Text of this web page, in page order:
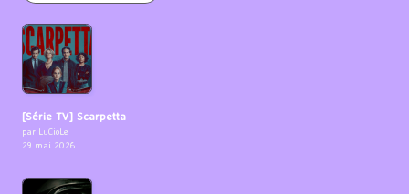
[Série TV] Scarpetta
par LuCioLe
29 mai 2026